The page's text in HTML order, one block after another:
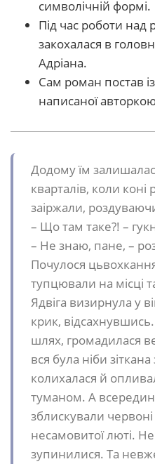
символічній формі.
Під час роботи над
закохалася в
Адріана.
Сам роман постав
написаної
Додому їм
кварталів, коли коні
заіржали,
– Що там таке?! –
– Не знаю, пане, –
Почулося
тупцювали на місці
Ядвіга визирнула у
крик,
шлях, громадилася
вся була ніби
колихалася й
туманом. А
зблискували червоні
несамовитої люті.
зупинилися. Та